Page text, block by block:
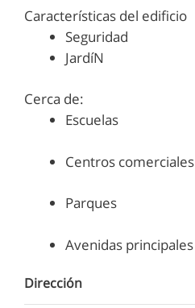
Características del edificio
Seguridad
JardíN
Cerca de:
Escuelas
Centros comerciales
Parques
Avenidas principales
Dirección